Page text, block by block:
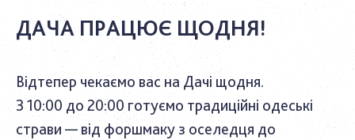
ДАЧА ПРАЦЮЄ ЩОДНЯ!
Відтепер чекаємо вас на Дачі щодня.
З 10:00 до 20:00 готуємо традиційні одеські
страви — від форшмаку з оселедця до